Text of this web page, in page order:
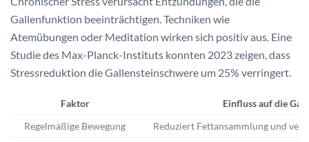
Gallenfunktion beeinträchtigen. Techniken wie
Atemübungen oder Meditation wirken sich positiv aus. Eine
Studie des Max-Planck-Instituts konnten 2023 zeigen, dass
Stressreduktion die Gallensteinschwere um 25% verringert.
Faktor Einfluss auf die
Regelmäßige Bewegung Reduziert Fettansammlung und